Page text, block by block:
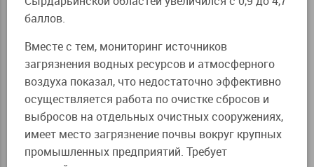
баллов.
Вместе с тем, мониторинг источников
загрязнения водных ресурсов и атмосферного
воздуха показал, что недостаточно эффективно
осуществляется работа по очистке сбросов и
выбросов на отдельных очистных сооружениях,
имеет место загрязнение почвы вокруг крупных
промышленных предприятий. Требует